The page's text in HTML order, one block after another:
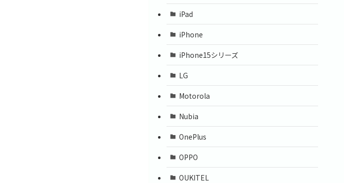
iPad
iPhone
iPhone15シリーズ
LG
Motorola
Nubia
OnePlus
OPPO
OUKITEL